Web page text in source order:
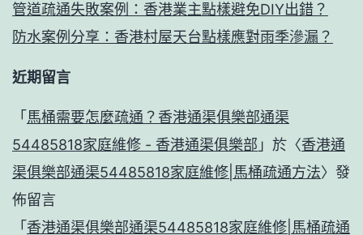
管道疏通失敗案例：香港業主點樣避免DIY出錯？
防水案例分享：香港村屋天台點樣應對雨季滲漏？
近期留言
「 馬桶需要怎麼疏通？香港通渠俱樂部通渠
54485818家庭維修 - 香港通渠俱樂部 」於〈香港通
渠俱樂部通渠54485818家庭維修|馬桶疏通方法〉發
佈留言
「 香港通渠俱樂部通渠54485818家庭維修|馬桶疏通